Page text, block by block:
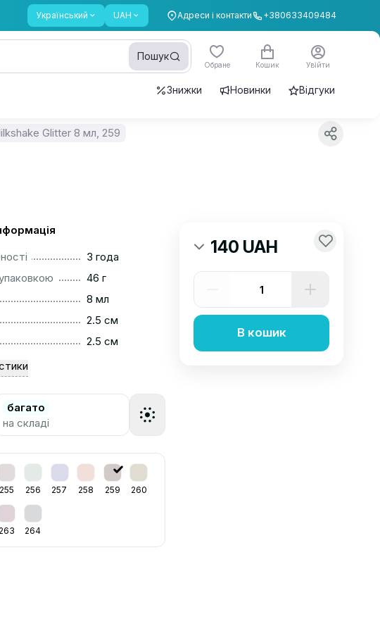
Український UAH Адреси і контакти +380633409484
Пошук
Обране Кошик Увійти
Знижки Новинки Відгуки
Glitter 8 мл, 259
3 года
46 г
8 мл
2.5 см
2.5 см
багато
на складі
255 256 257 258 259 260
263 264
140 UAH
В кошик